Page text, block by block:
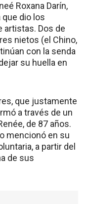
Roxana Darín,
dio los
artistas. Dos de
nietos (el Chino,
con la senda
su huella en
que justamente
a través de un
de 87 años.
mencionó en su
a partir del
de sus